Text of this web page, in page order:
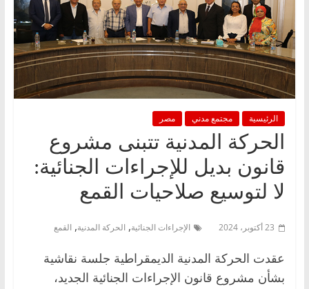
الرئيسية مجتمع مدني مصر
الحركة المدنية تتبنى مشروع
قانون بديل للإجراءات الجنائية:
لا لتوسيع صلاحيات القمع
23 أكتوبر، 2024 الإجراءات الجنائية, الحركة المدنية, القمع
عقدت الحركة المدنية الديمقراطية جلسة نقاشية
بشأن مشروع قانون الإجراءات الجنائية الجديد،